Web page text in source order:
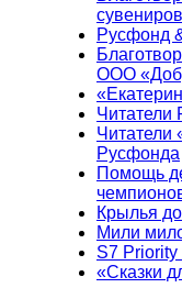
сувениров
Русфонд
ООО
Читатели
Читатели
Русфонда
Помощь
Крылья
Мили
S7
«Сказки